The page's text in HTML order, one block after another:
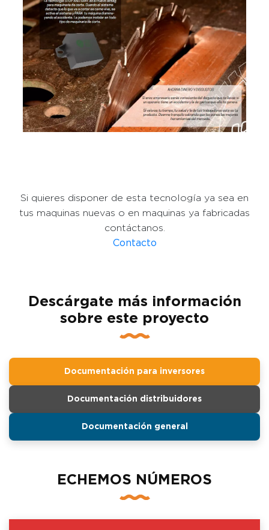
Si quieres disponer de esta tecnología ya sea en
tus maquinas nuevas o en maquinas ya fabricadas
contáctanos.
Contacto
Descárgate más información
sobre este proyecto
Documentación para inversores
Documentación distribuidores
Documentación general
ECHEMOS NÚMEROS